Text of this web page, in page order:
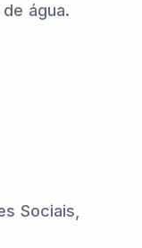
água.
Sociais,